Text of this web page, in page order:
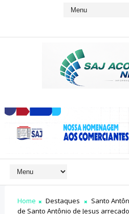
Home Destaques Santo
de Santo Antônio de Jesus